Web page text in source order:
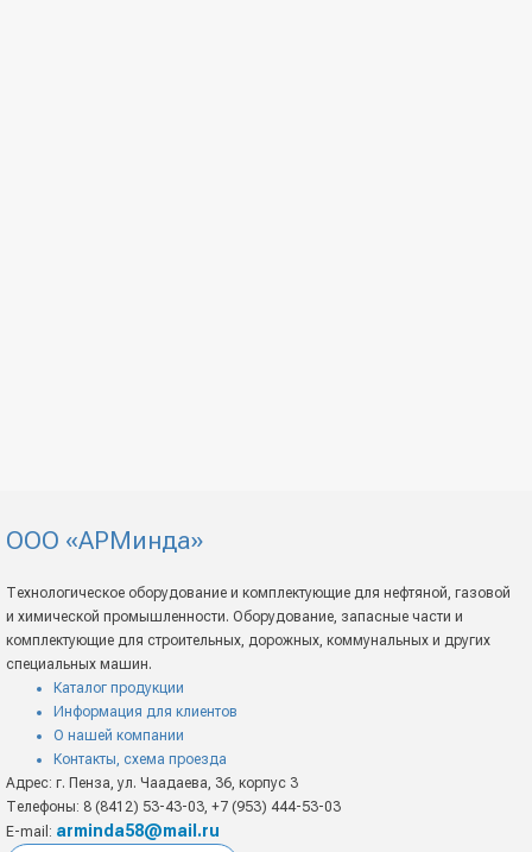
ООО «АРМинда»
Технологическое оборудование и комплектующие для нефтяной, газовой
и химической промышленности. Оборудование, запасные части и
комплектующие для строительных, дорожных, коммунальных и других
специальных машин.
Каталог продукции
Информация для клиентов
О нашей компании
Контакты, схема проезда
Адрес: г. Пенза, ул. Чаадаева, 36, корпус 3
Телефоны: 8 (8412) 53-43-03, +7 (953) 444-53-03
E-mail: arminda58@mail.ru